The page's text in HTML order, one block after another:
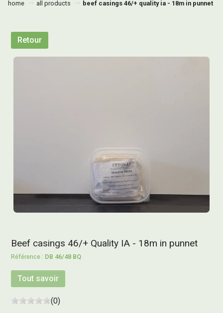
home all products beef casings 46/+ quality ia - 18m in punnet
Retour
Beef casings 46/+ Quality IA - 18m in punnet
DB 46/48 BQ
Tout savoir
(0)